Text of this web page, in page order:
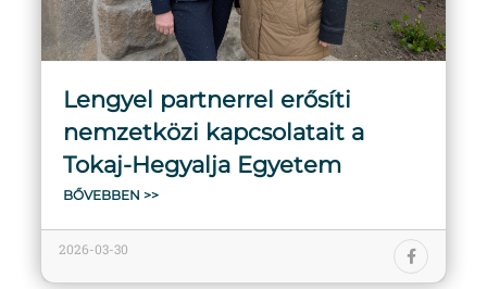
Lengyel partnerrel erősíti
nemzetközi kapcsolatait a
Tokaj-Hegyalja Egyetem
BŐVEBBEN >>
2026-03-30